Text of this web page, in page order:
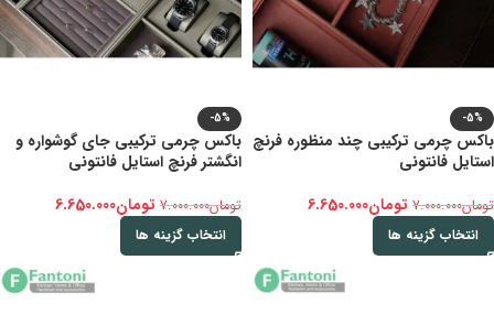
-5%
باکس چرمی ترکیبی چند منظوره فرنچ
استایل فانتونی
تومان7.000.000 تومان6.650.000
انتخاب گزینه ها
-5%
باکس چرمی ترکیبی جای گوشواره و
انگشتر فرنچ استایل فانتونی
تومان7.000.000 تومان6.650.000
انتخاب گزینه ها